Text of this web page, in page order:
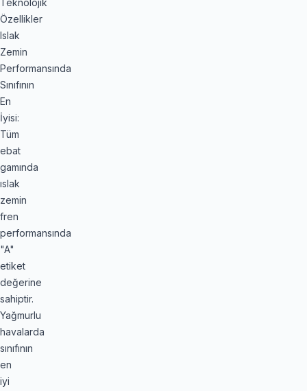
Teknolojik
Özellikler
Islak
Zemin
Performansında
Sınıfının
En
İyisi:
Tüm
ebat
gamında
ıslak
zemin
fren
performansında
"A"
etiket
değerine
sahiptir.
Yağmurlu
havalarda
sınıfının
en
iyi